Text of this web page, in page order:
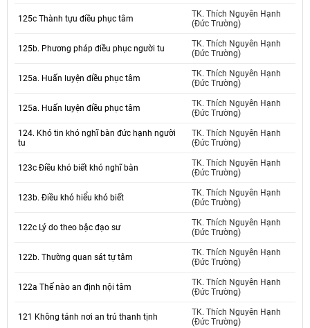
125c Thành tựu điều phục tâm
TK. Thích Nguyên Hạnh
(Đức Trường)
125b. Phương pháp điều phục người tu
TK. Thích Nguyên Hạnh
(Đức Trường)
125a. Huấn luyện điều phục tâm
TK. Thích Nguyên Hạnh
(Đức Trường)
125a. Huấn luyện điều phục tâm
TK. Thích Nguyên Hạnh
(Đức Trường)
124. Khó tin khó nghĩ bàn đức hạnh người
tu
TK. Thích Nguyên Hạnh
(Đức Trường)
123c Điều khó biết khó nghĩ bàn
TK. Thích Nguyên Hạnh
(Đức Trường)
123b. Điều khó hiểu khó biết
TK. Thích Nguyên Hạnh
(Đức Trường)
122c Lý do theo bậc đạo sư
TK. Thích Nguyên Hạnh
(Đức Trường)
122b. Thường quan sát tự tâm
TK. Thích Nguyên Hạnh
(Đức Trường)
122a Thế nào an định nội tâm
TK. Thích Nguyên Hạnh
(Đức Trường)
121 Không tánh nơi an trú thanh tịnh
TK. Thích Nguyên Hạnh
(Đức Trường)